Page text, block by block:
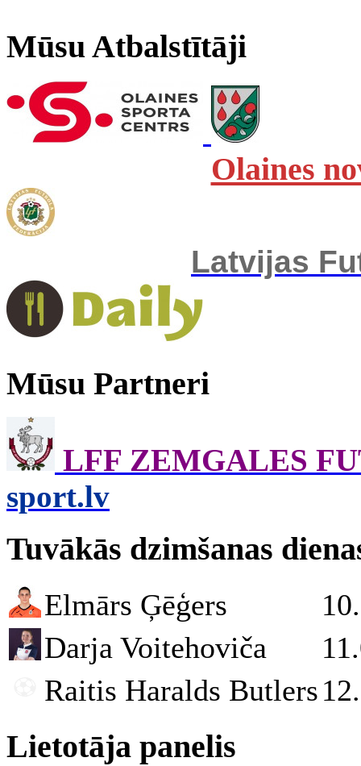
Mūsu Atbalstītāji
Olaines
Latvijas
Mūsu Partneri
LFF ZEMGALES
sport.lv
Tuvākās dzimšanas
Elmārs Ģēģers
Darja Voitehoviča
Raitis Haralds Butlers
Lietotāja panelis